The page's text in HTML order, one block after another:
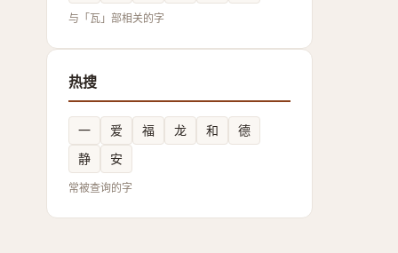
与「瓦」部相关的字
热搜
一 爱 福 龙 和
德
静
安
常被查询的字